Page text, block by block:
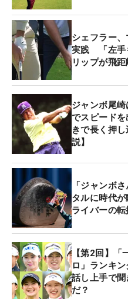
シェフラー
実践 「左手
リップが飛
ジャンボ尾
でスピード
きで長く押
説】
「ジャンボ
タルに時代
ライバーの転
【第2回】
ロ」ランキ
話し上手で
だ？